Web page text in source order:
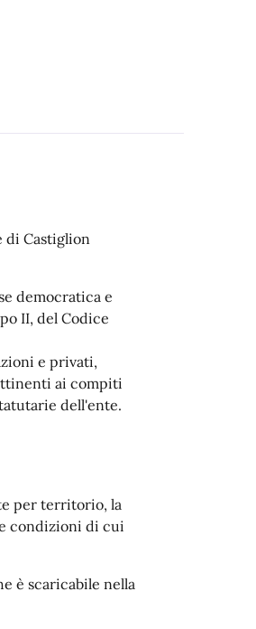
di Castiglion
democratica e
II, del Codice
e privati,
ai compiti
dell'ente.
per territorio, la
condizioni di cui
è scaricabile nella